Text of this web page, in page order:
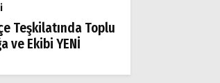
Teşkilatında Toplu
ve Ekibi YENİ